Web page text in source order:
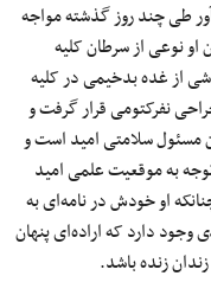
طی چند روز گذشته مواجه
او نوعی از سرطان کلیه
از غده بدخیمی در کلیه
نفرکتومی قرار گرفت و
مسئول سلامتی امید است و
توجه به موقعیت علمی امید
او خودش در نامه‌ای به
وجود دارد که اراده‌ای پنهان
زنده باشد.